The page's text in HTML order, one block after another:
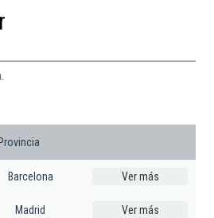
Barcelona Ver más
Madrid Ver más